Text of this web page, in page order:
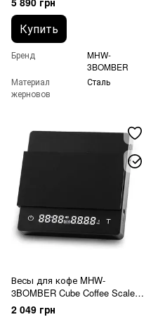
Купить
Бренд
MHW-
3BOMBER
Материал
жерновов
Сталь
Весы для кофе MHW-
3BOMBER Cube Coffee Scale
2.0 черные
2 049 грн